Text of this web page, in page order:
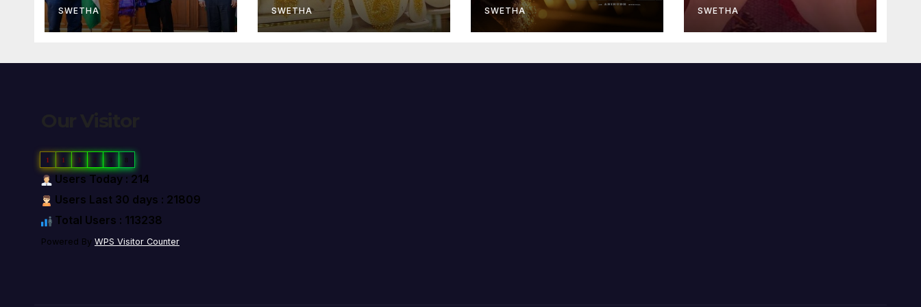
SWETHA SWETHA SWETHA SWETHA
1 1 3 2
Users Today : 214
Users Last 30 days : 21809
Total Users : 113238
Powered By WPS Visitor Counter